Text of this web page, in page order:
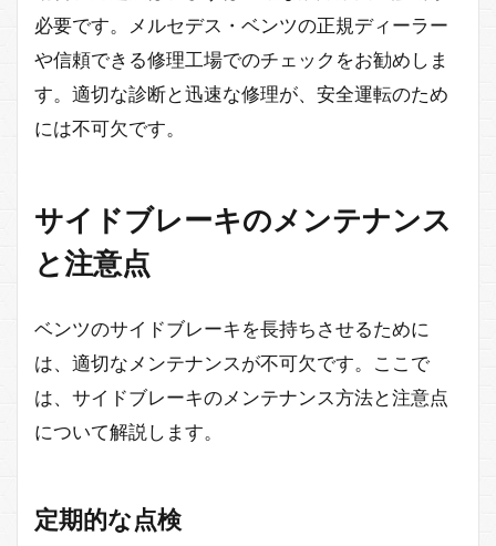
必要です。メルセデス・ベンツの正規ディーラー
や信頼できる修理工場でのチェックをお勧めしま
す。適切な診断と迅速な修理が、安全運転のため
には不可欠です。
サイドブレーキのメンテナンス
と注意点
ベンツのサイドブレーキを長持ちさせるために
は、適切なメンテナンスが不可欠です。ここで
は、サイドブレーキのメンテナンス方法と注意点
について解説します。
定期的な点検